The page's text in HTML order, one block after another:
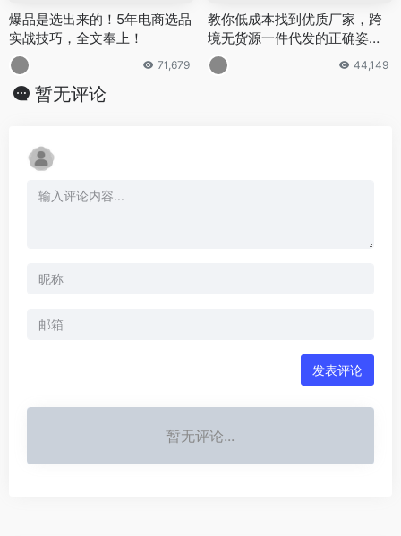
爆品是选出来的！5年电商选品
实战技巧，全文奉上！
71,679
教你低成本找到优质厂家，跨
境无货源一件代发的正确姿
势！
44,149
暂无评论
发表评论
暂无评论...